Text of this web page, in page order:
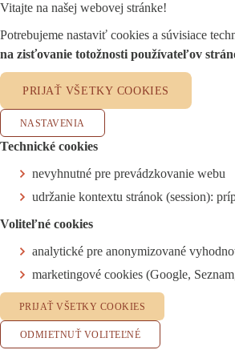
Vitajte na našej webovej stránke!
Potrebujeme nastaviť cookies a súvisiace
na zisťovanie totožnosti používateľov
PRIJAŤ VŠETKY COOKIES
NASTAVENIA
Technické cookies
nevyhnutné pre prevádzkovanie webu
udržanie kontextu stránok (session):
Voliteľné cookies
analytické pre anonymizované
marketingové cookies (Google,
PRIJAŤ VŠETKY COOKIES
ODMIETNUŤ VOLITEĽNÉ